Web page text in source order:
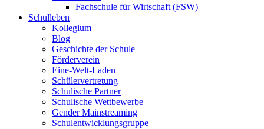
Fachschule für Wirtschaft (FSW)
Schulleben
Kollegium
Blog
Geschichte der Schule
Förderverein
Eine-Welt-Laden
Schülervertretung
Schulische Partner
Schulische Wettbewerbe
Gender Mainstreaming
Schulentwicklungsgruppe